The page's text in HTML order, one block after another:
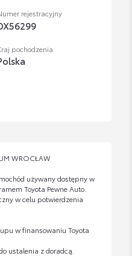
rejestracyjny
pochodzenia
WROCŁAW
używany dostępny w
Toyota Pewne Auto.
w celu potwierdzenia
w finansowaniu Toyota
ustalenia z doradcą.